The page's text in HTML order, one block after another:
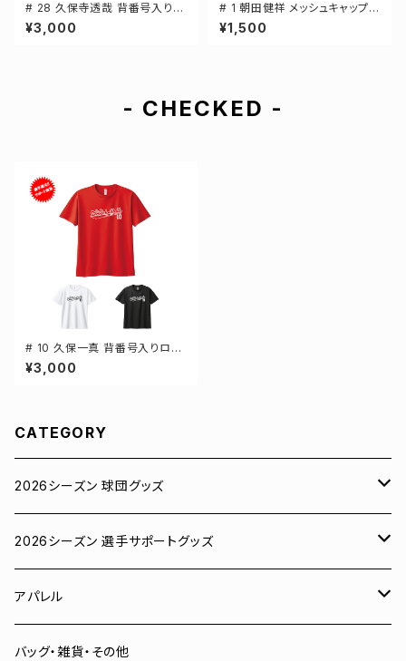
# 28 久保寺透哉 背番号入りロ
ゴ ドライTシャツ 半袖 選手還元
3カラー S-5Lサイズ 000300
¥3,000
# 1 朝田健祥 メッシュキャップ
選手還元 3カラー 000700
¥1,500
- CHECKED -
# 10 久保一真 背番号入りロゴ
ドライTシャツ 半袖 選手還元 3
カラー S-5Lサイズ 000300
¥3,000
CATEGORY
2026シーズン 球団グッズ
ユニフォーム
Tシャツ
スウェット
2026シーズン 選手サポートグッズ
# 00 蓮
# 0 岡田竜汰
アパレル
スウェット・パーカー
バッグ・雑貨・その他